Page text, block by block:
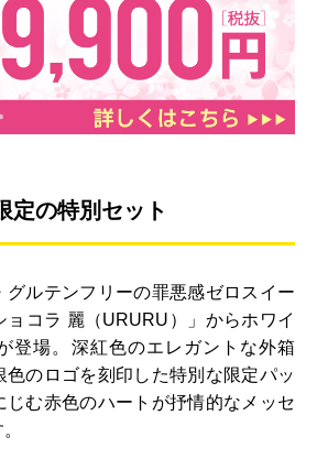
定の特別セット
グルテンフリーの罪悪感ゼロスイー
ョコラ 麗（URURU）」からホワイ
登場。深紅色のエレガントな外箱
色のロゴを刻印した特別な限定パッ
じむ赤色のハートが抒情的なメッセ